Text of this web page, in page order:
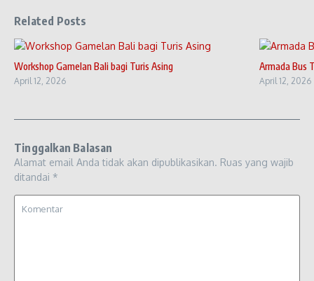
Related Posts
Workshop Gamelan Bali bagi Turis Asing
April 12, 2026
Armada Bus
April 12, 2026
Tinggalkan Balasan
Alamat email Anda tidak akan dipublikasikan. Ruas yang wajib
ditandai *